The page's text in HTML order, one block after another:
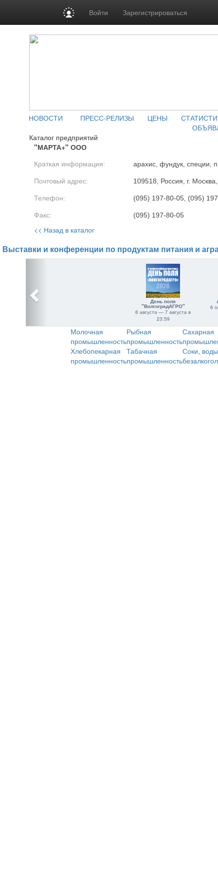
Войти Зарегистрироваться
НОВОСТИ ПРЕСС-РЕЛИЗЫ ЦЕНЫ
Каталог предприятий
"МАРТА+" ООО
Краткая информация: арахис, фундук, специи,
Почтовый адрес: 109518, Россия, г.
Телефон: (095) 197-80-05, (095)
Факс: (095) 197-80-05
<< Назад в каталог
Выставки и конференции по продуктам питания и
День поля
"ВолгоградАГРО"
6 августа — 7 августа в
23:59
6
Молочная
промышленность
Рыбная
промышленность
Сахарная
Хлебопекарная
промышленность
Табачная
промышленность
Соки,